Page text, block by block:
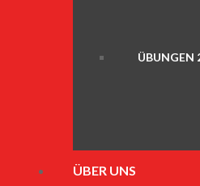
ÜBUNGEN
ÜBER UNS